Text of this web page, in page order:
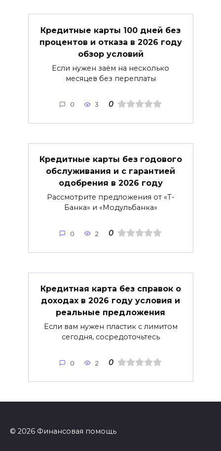
Кредитные карты 100 дней без
процентов и отказа в 2026 году
обзор условий
Если нужен заём на несколько
месяцев без переплаты
0 3 0
Кредитные карты без годового
обслуживания и с гарантией
одобрения в 2026 году
Рассмотрите предложения от «Т-
Банка» и «Модульбанка»
0 2 0
Кредитная карта без справок о
доходах в 2026 году условия и
реальные предложения
Если вам нужен пластик с лимитом
сегодня, сосредоточьтесь
0 2 0
© 2026 Финансовая помощь